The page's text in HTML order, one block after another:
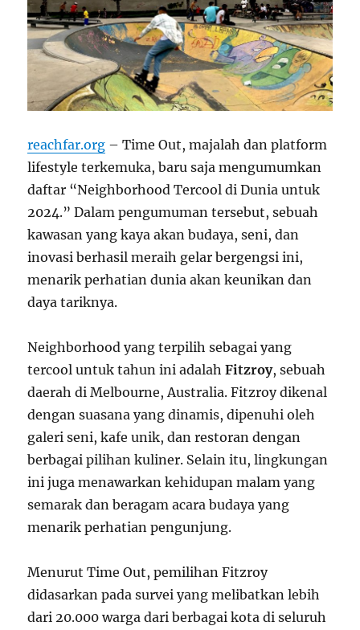
reachfar.org – Time Out, majalah dan platform
lifestyle terkemuka, baru saja mengumumkan
daftar “Neighborhood Tercool di Dunia untuk
2024.” Dalam pengumuman tersebut, sebuah
kawasan yang kaya akan budaya, seni, dan
inovasi berhasil meraih gelar bergengsi ini,
menarik perhatian dunia akan keunikan dan
daya tariknya.
Neighborhood yang terpilih sebagai yang
tercool untuk tahun ini adalahFitzroy, sebuah
daerah di Melbourne, Australia. Fitzroy dikenal
dengan suasana yang dinamis, dipenuhi oleh
galeri seni, kafe unik, dan restoran dengan
berbagai pilihan kuliner. Selain itu, lingkungan
ini juga menawarkan kehidupan malam yang
semarak dan beragam acara budaya yang
menarik perhatian pengunjung.
Menurut Time Out, pemilihan Fitzroy
didasarkan pada survei yang melibatkan lebih
dari 20.000 warga dari berbagai kota di seluruh